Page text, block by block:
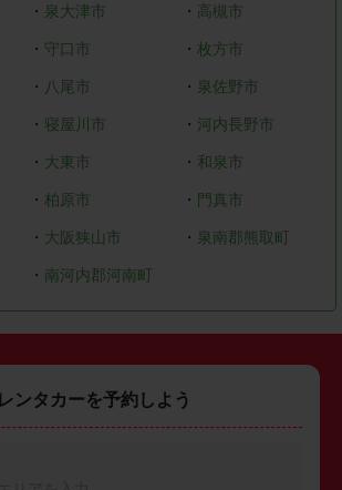
・ 泉大津市 ・ 高槻市
・ 守口市 ・枚方市
・ 八尾市 ・ 泉佐野市
・ 寝屋川市 ・ 河内長野市
・ 大東市 ・ 和泉市
・ 柏原市 ・ 門真市
・ 大阪狭山市 ・ 泉南郡熊取町
・ 南河内郡河南町
レンタカーを予約しよう